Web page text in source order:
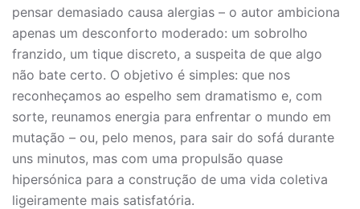
pensar demasiado causa alergias – o autor ambiciona
apenas um desconforto moderado: um sobrolho
franzido, um tique discreto, a suspeita de que algo
não bate certo. O objetivo é simples: que nos
reconheçamos ao espelho sem dramatismo e, com
sorte, reunamos energia para enfrentar o mundo em
mutação – ou, pelo menos, para sair do sofá durante
uns minutos, mas com uma propulsão quase
hipersónica para a construção de uma vida coletiva
ligeiramente mais satisfatória.